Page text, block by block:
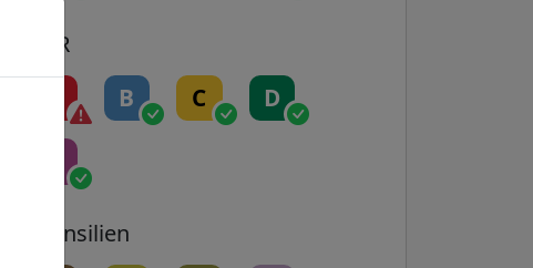
RER
B C D
Transilien